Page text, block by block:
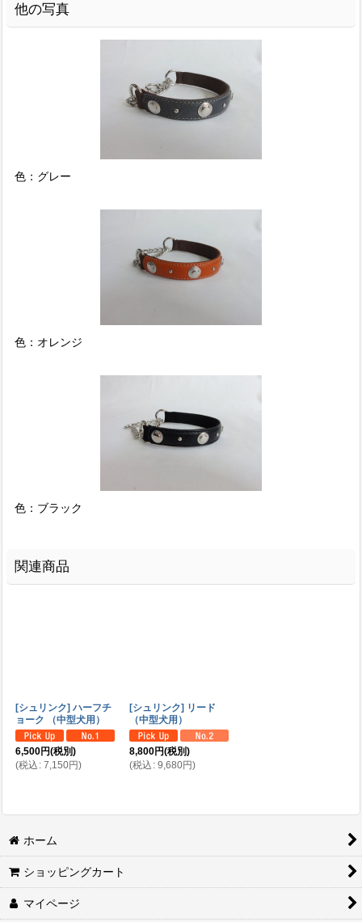
他の写真
色：グレー
色：オレンジ
色：ブラック
関連商品
[シュリンク] ハーフチ
ョーク （中型犬用）
6,500円(税別)
(税込 : 7,150円)
[シュリンク] リード
（中型犬用）
8,800円(税別)
(税込 : 9,680円)
ホーム
ショッピングカート
マイページ